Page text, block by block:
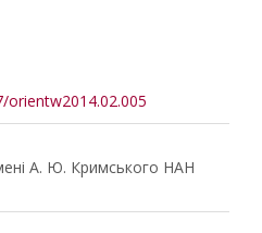
А. Ю. Кримського НАН